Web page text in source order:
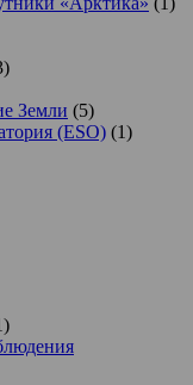
Земли (5)
(ESO) (1)